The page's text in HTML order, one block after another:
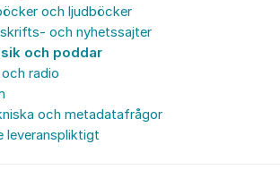
och ljudböcker
och nyhetssajter
och poddar
radio
och metadatafrågor
leveranspliktigt